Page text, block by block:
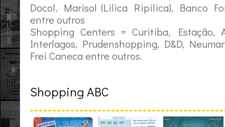
Docol, Marisol (Lilica Ripilica), Banco
entre outros
Shopping Centers = Curitiba, Estação,
Interlagos, Prudenshopping, D&D,
Frei Caneca entre outros.
Shopping ABC